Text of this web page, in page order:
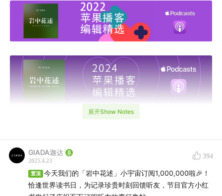
展开Show Notes
GIADA迦达
2025.4.23
394
置顶
今天我们的「岩中花述」小宇宙订阅1,000,000啦🎉！
恰逢世界读书日，为记录珍贵时刻回馈听友，节目官方小红